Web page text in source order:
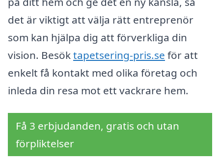
det är viktigt att välja rätt entreprenör
som kan hjälpa dig att förverkliga din
vision. Besöktapetsering-pris.se för att
enkelt få kontakt med olika företag och
inleda din resa mot ett vackrare hem.
Få 3 erbjudanden, gratis och utan
förpliktelser